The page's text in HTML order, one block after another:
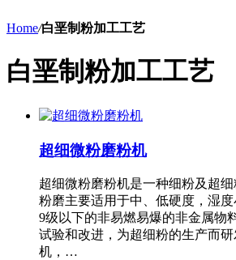
Home/白垩制粉加工工艺
白垩制粉加工工艺
超细微粉磨粉机
超细微粉磨粉机是一种细粉及超
粉磨主要适用于中、低硬度，湿
9级以下的非易燃易爆的非金属物
试验和改进，为超细粉的生产而
机，…